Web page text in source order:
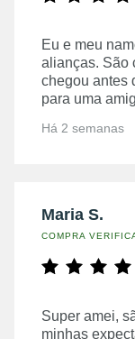
Eu e meu
alianças. São
chegou antes
para uma
Há 2 semanas
Maria S.
COMPRA
Super amei,
minhas